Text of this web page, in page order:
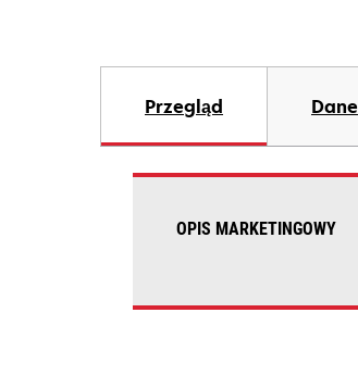
Przegląd Dane
OPIS MARKETINGOWY